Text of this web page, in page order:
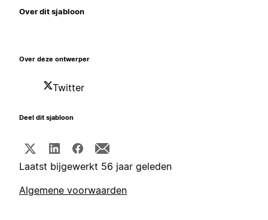
Over dit sjabloon
Over deze ontwerper
Twitter
Deel dit sjabloon
Laatst bijgewerkt 56 jaar geleden
Algemene voorwaarden